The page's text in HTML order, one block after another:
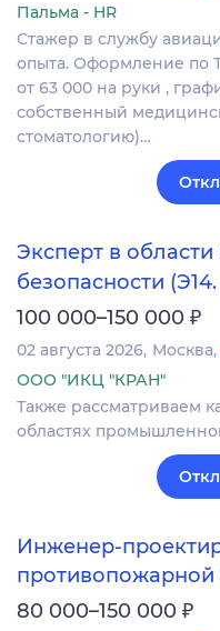
Пальма - HR
Стажер в службу
опыта. Оформление по
от 63 000 на руки ,
собственный
стоматологию)…
Эксперт в
безопасности
100 000–150 000 ₽
02 августа 2026 Москва
ООО "ИКЦ "КРАН"
Также рассматриваем
областях
Инженер-
противопожарной
80 000–150 000 ₽